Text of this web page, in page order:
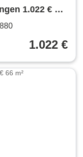
1.022 € 91
1.022 €